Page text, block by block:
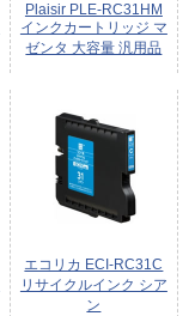
Plaisir PLE-RC31HM
インクカートリッジ マ
ゼンタ 大容量 汎用品
エコリカ ECI-RC31C
リサイクルインク シア
ン